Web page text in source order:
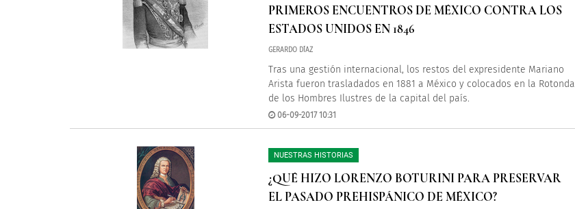
PRIMEROS ENCUENTROS DE MÉXICO CONTRA LOS
ESTADOS UNIDOS EN 1846
GERARDO DÍAZ
Tras una gestión internacional, los restos del expresidente Mariano
Arista fueron trasladados en 1881 a México y colocados en la Rotonda
de los Hombres Ilustres de la capital del país.
06-09-2017 10:31
NUESTRAS HISTORIAS
¿QUÉ HIZO LORENZO BOTURINI PARA PRESERVAR
EL PASADO PREHISPÁNICO DE MÉXICO?